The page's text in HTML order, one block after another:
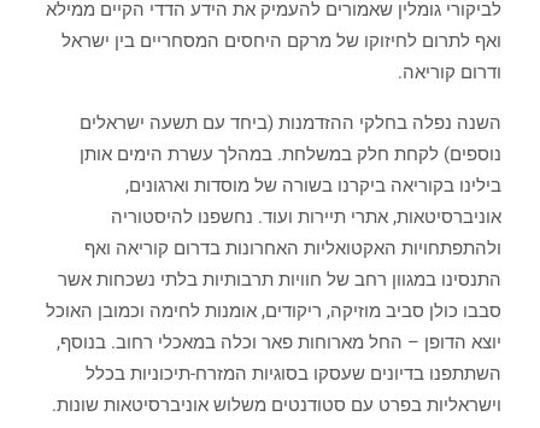
לביקורי גומלין שאמורים להעמיק את הידע הדדי הקיים ממילא
ואף לתרום לחיזוקו של מרקם היחסים המסחריים בין ישראל
ודרום קוריאה.
השנה נפלה בחלקי ההזדמנות (ביחד עם תשעה ישראלים
נוספים) לקחת חלק במשלחת. במהלך עשרת הימים אותן
בילינו בקוריאה ביקרנו בשורה של מוסדות וארגונים,
אוניברסיטאות, אתרי תיירות ועוד. נחשפנו להיסטוריה
ולהתפתחויות האקטואליות האחרונות בדרום קוריאה ואף
התנסינו במגוון רחב של חוויות תרבותיות בלתי נשכחות אשר
סבבו כולן סביב מוזיקה, ריקודים, אומנות לחימה וכמובן האוכל
יוצא הדופן – החל מארוחות פאר וכלה במאכלי רחוב. בנוסף,
השתתפנו בדיונים שעסקו בסוגיות המזרח-תיכוניות בכלל
וישראליות בפרט עם סטודנטים משלוש אוניברסיטאות שונות.